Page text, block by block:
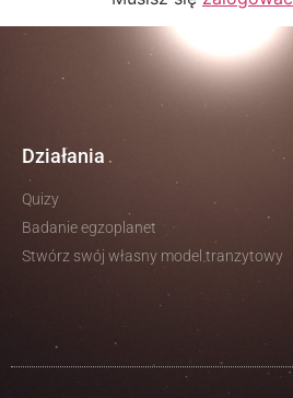
Działania
Quizy
Badanie egzoplanet
Stwórz swój własny model tranzytowy